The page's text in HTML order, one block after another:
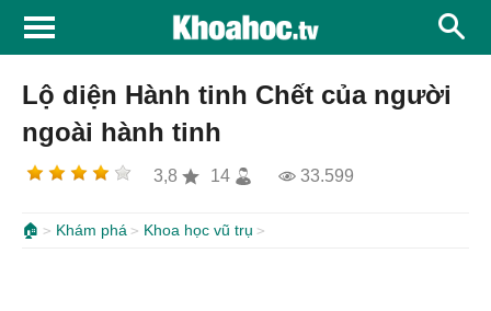
Lộ diện Hành tinh Chết của người
ngoài hành tinh
3,8 14 33.599
🏠 Khám phá Khoa học vũ trụ